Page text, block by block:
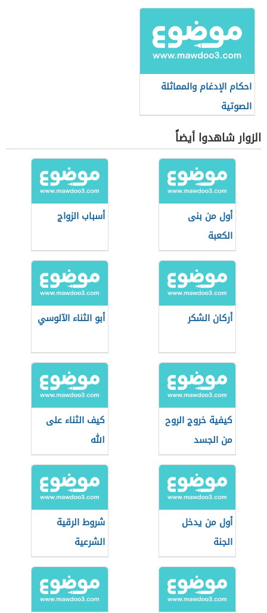
التعامل في البورصة
احكام الإدغام والمماثلة
الصوتية
الزوار شاهدوا أيضاً
أول من بنى
الكعبة
أسباب الزواج
أركان الشكر أبو الثناء الآلوسي
كيفية خروج الروح
من الجسد
كيف الثناء على
الله
أول من يدخل
الجنة
شروط الرقية
الشرعية